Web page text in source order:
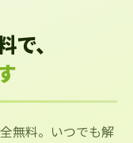
で、
無料。いつでも解